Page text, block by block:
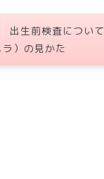
出生前検査について
）の見かた